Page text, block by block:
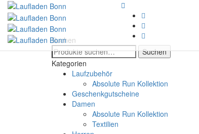
Suchen
Suche
nach:
Suchen
Kategorien
Laufzubehör
Absolute Run Kollektion
Geschenkgutscheine
Damen
Absolute Run Kollektion
Textilien